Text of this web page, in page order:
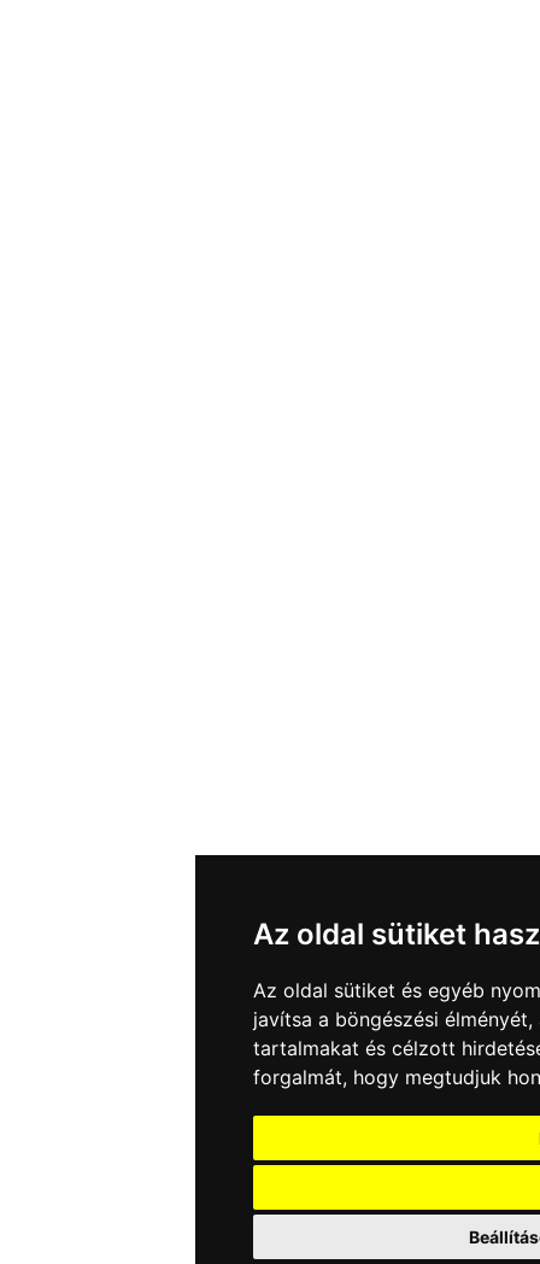
Az oldal sütiket
Az oldal sütiket és egyéb
javítsa a böngészési
tartalmakat és célzott
forgalmát, hogy megtudjuk